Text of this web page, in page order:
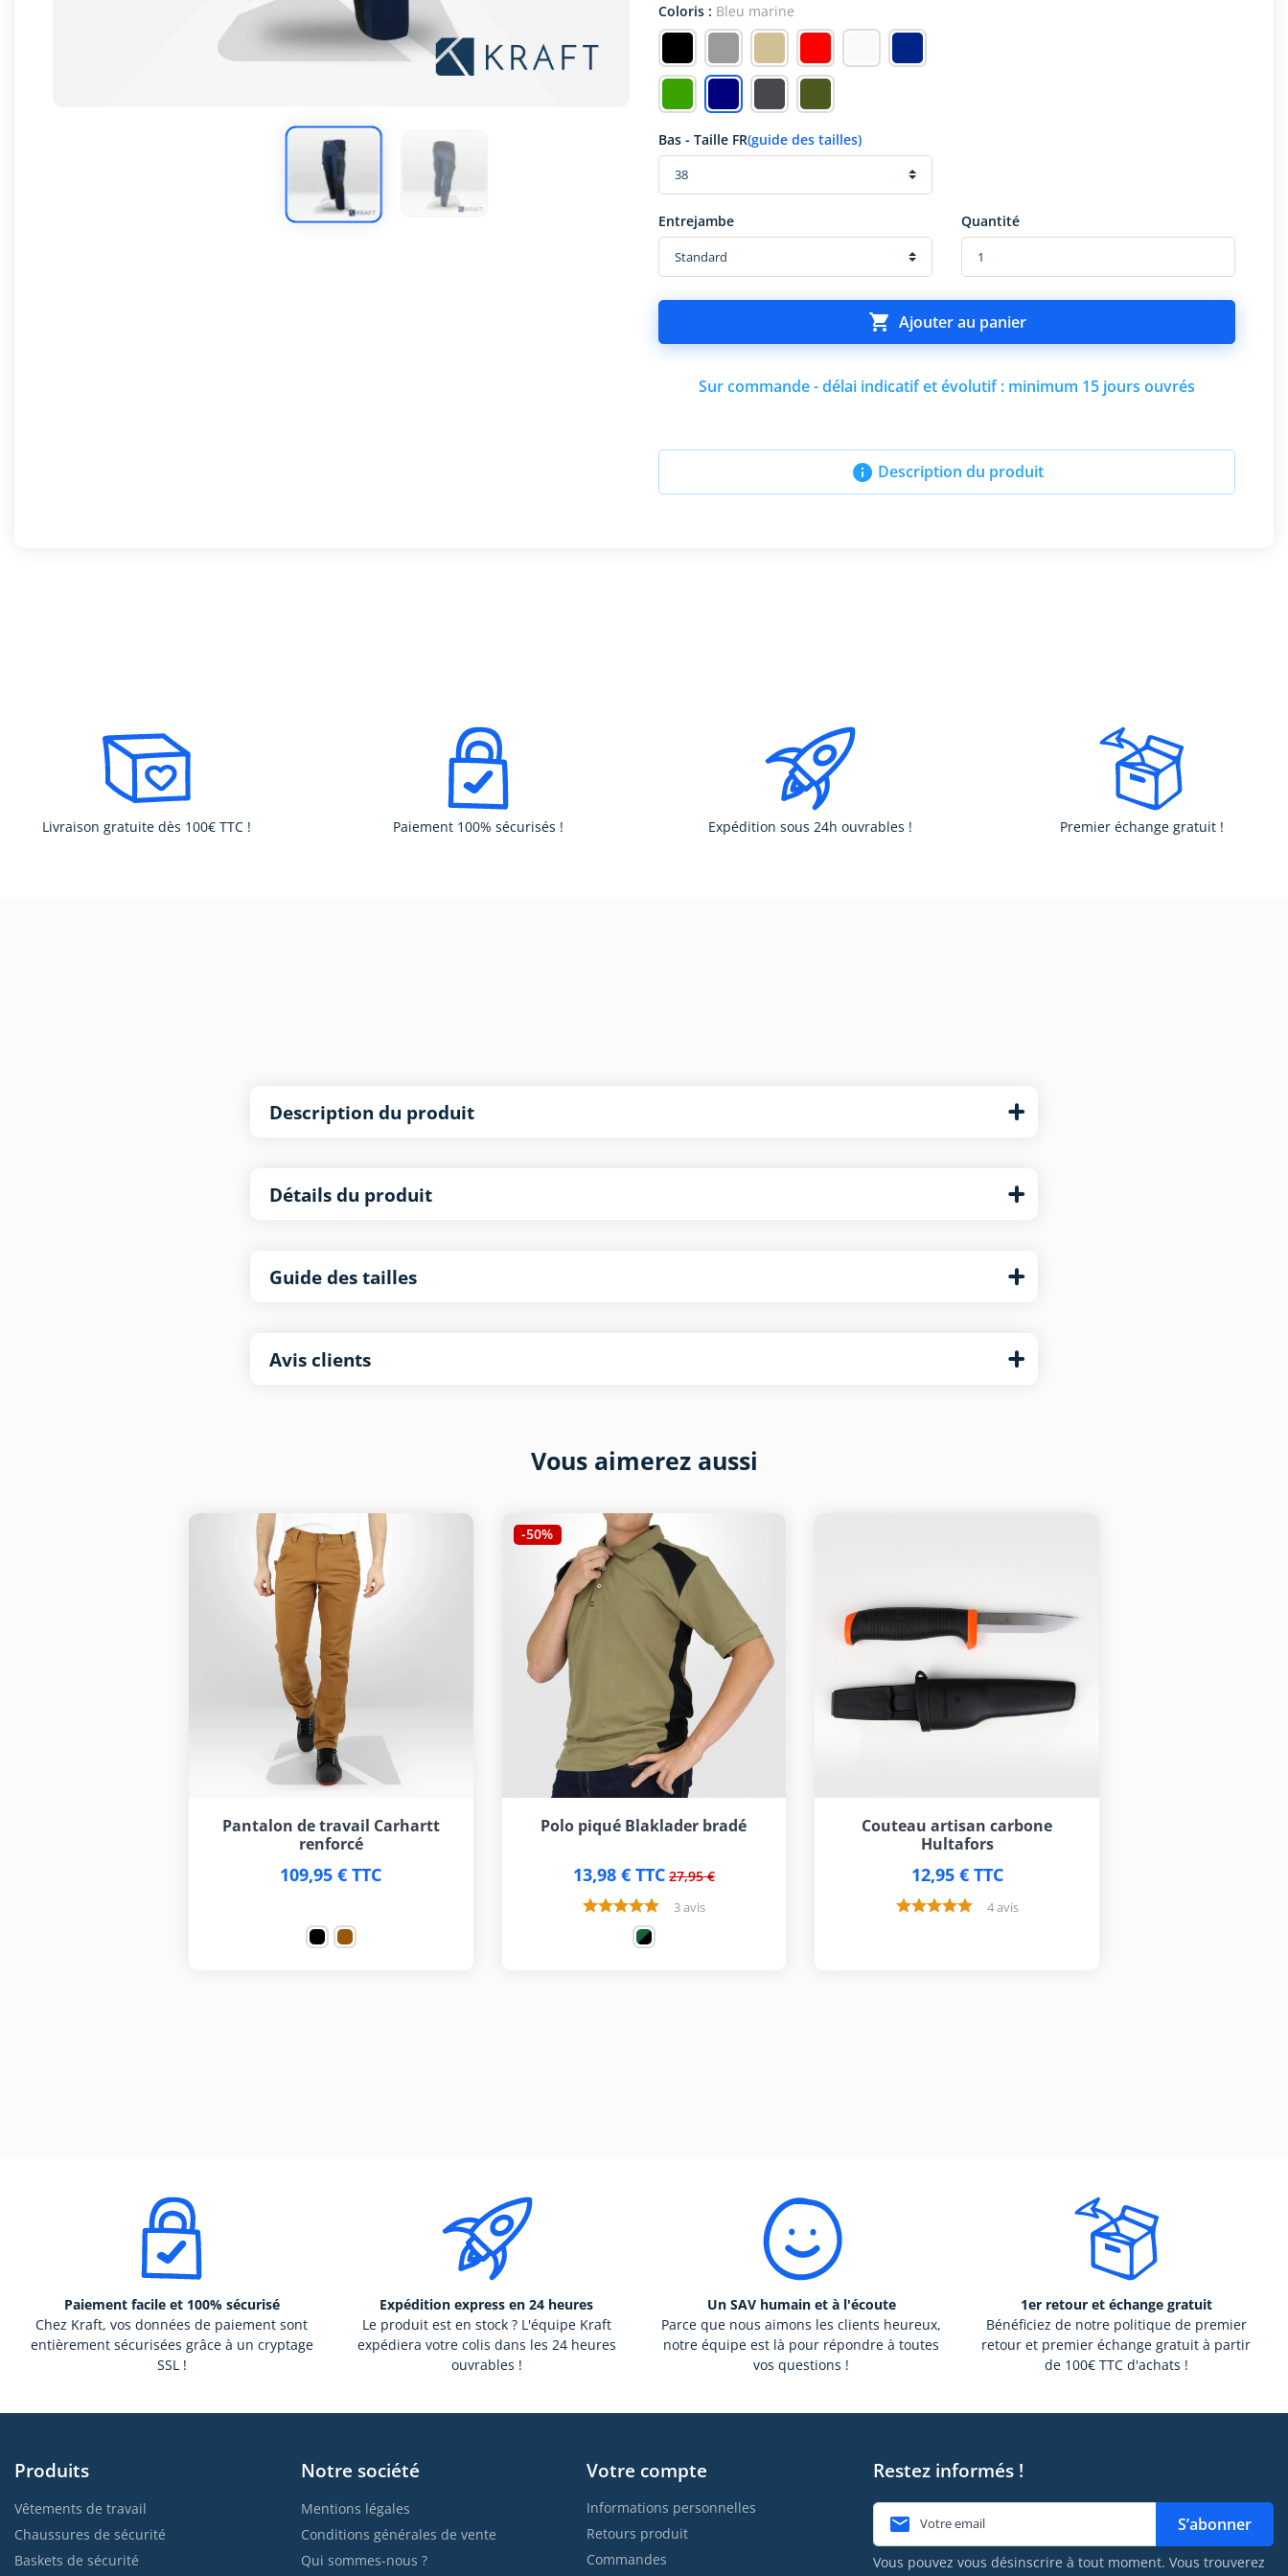
Coloris : Bleu marine
Bas - Taille FR(guide des tailles)
Entrejambe Quantité
 Ajouter au panier
Sur commande - délai indicatif et évolutif : minimum 15 jours ouvrés
 Description du produit
Livraison gratuite dès 100€ TTC ! Paiement 100% sécurisés ! Expédition sous 24h ouvrables ! Premier échange gratuit !
Description du produit
Détails du produit
Guide des tailles
Avis clients
Vous aimerez aussi
Pantalon de travail Carhartt
renforcé
109,95 € TTC
-50%
Polo piqué Blaklader bradé
13,98 € TTC 27,95 €
3 avis
Couteau artisan carbone
Hultafors
12,95 € TTC
4 avis
Paiement facile et 100% sécurisé
Chez Kraft, vos données de paiement sont
entièrement sécurisées grâce à un cryptage
SSL !
Expédition express en 24 heures
Le produit est en stock ? L'équipe Kraft
expédiera votre colis dans les 24 heures
ouvrables !
Un SAV humain et à l'écoute
Parce que nous aimons les clients heureux,
notre équipe est là pour répondre à toutes
vos questions !
1er retour et échange gratuit
Bénéficiez de notre politique de premier
retour et premier échange gratuit à partir
de 100€ TTC d'achats !
Produits
Vêtements de travail
Chaussures de sécurité
Baskets de sécurité
Notre société
Mentions légales
Conditions générales de vente
Qui sommes-nous ?
Votre compte
Informations personnelles
Retours produit
Commandes
Restez informés !
 S’abonner
Vous pouvez vous désinscrire à tout moment. Vous trouverez